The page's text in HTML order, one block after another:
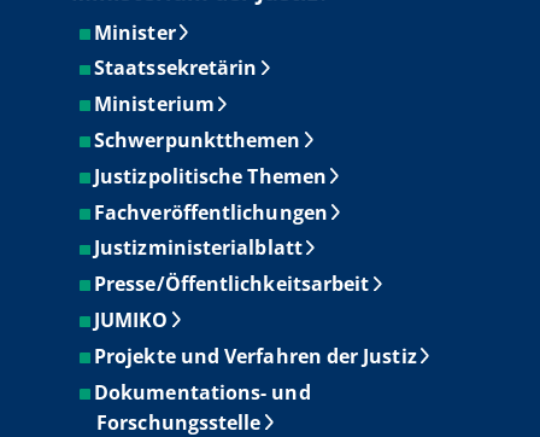
Minister
Staatssekretärin
Ministerium
Schwerpunktthemen
Justizpolitische Themen
Fachveröffentlichungen
Justizministerialblatt
Presse/Öffentlichkeitsarbeit
JUMIKO
Projekte und Verfahren der Justiz
Dokumentations- und
Forschungsstelle